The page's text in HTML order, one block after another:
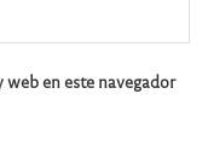
en este navegador